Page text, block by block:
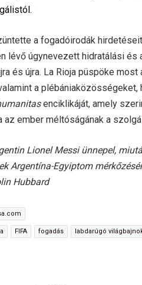
a fogadóirodák
lévő úgynevezett hidratálási
és újra. La Rioja püspöke
a
enciklikáját, amely
az ember méltóságának a
Lionel Messi ünnepel,
Argentína-Egyiptom
Hubbard
FIFA fogadás labdarúgó